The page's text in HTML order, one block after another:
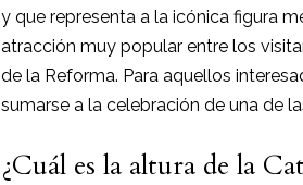
y que representa a la icónica figura
atracción muy popular entre los
de la Reforma. Para aquellos
sumarse a la celebración de una de
¿Cuál es la altura de la